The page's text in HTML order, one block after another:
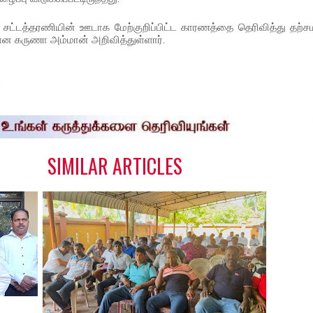
ஊடாக மேற்குறிப்பிட்ட காரணத்தை தெரிவித்து
என கருணா அம்மான் அறிவித்துள்ளார்.
SIMILAR ARTICLES